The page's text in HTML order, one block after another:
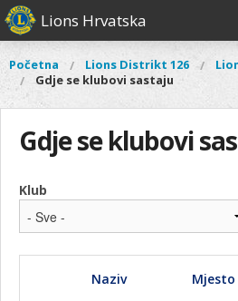
Skoči
na
sadržaj
Lions Hrvatska
O nama
Lions Distrikt 126
Naši projekti
Glavni
izbornik
O
nama
Lions
Distrikt
126
projekti
Aktivnosti
Vi
ste
ovdje
Početna Lions Distrikt 126
Gdje se klubovi sastaju
Gdje se klubovi
Klub
Naziv